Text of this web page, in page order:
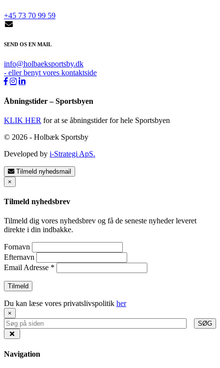
+45 73 70 99 59
SEND OS EN MAIL
info@holbaeksportsby.dk
- eller benyt vores kontaktside
Åbningstider – Sportsbyen
KLIK HER for at se åbningstider for hele Sportsbyen
© 2026 - Holbæk Sportsby
Developed by i-Strategi ApS.
Tilmeld nyhedsmail
×
Tilmeld nyhedsbrev
Tilmeld dig vores nyhedsbrev og få de seneste nyheder leveret
direkte i din indbakke.
Fornavn
Efternavn
Email Adresse *
Du kan læse vores privatslivspolitik her
×
SØG
Navigation